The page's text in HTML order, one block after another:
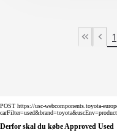
First
1
POST https://usc-webcomponents.toyota-
Derfor skal du købe Approved Used